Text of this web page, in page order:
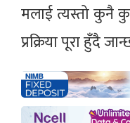
मलाई त्यस्तो कुनै
प्रक्रिया पूरा हुँदै